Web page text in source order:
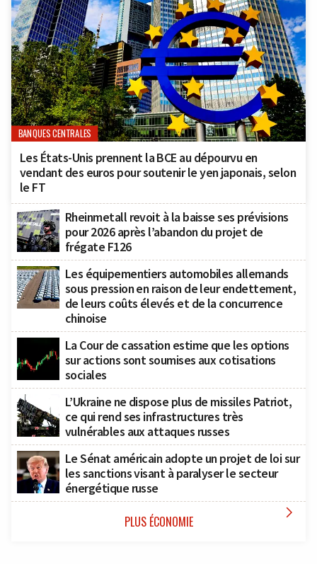
BANQUES CENTRALES
Les États-Unis prennent la BCE au dépourvu en
vendant des euros pour soutenir le yen japonais, selon
le FT
Rheinmetall revoit à la baisse ses prévisions
pour 2026 après l’abandon du projet de
frégate F126
Les équipementiers automobiles allemands
sous pression en raison de leur endettement,
de leurs coûts élevés et de la concurrence
chinoise
La Cour de cassation estime que les options
sur actions sont soumises aux cotisations
sociales
L’Ukraine ne dispose plus de missiles Patriot,
ce qui rend ses infrastructures très
vulnérables aux attaques russes
Le Sénat américain adopte un projet de loi sur
les sanctions visant à paralyser le secteur
énergétique russe
PLUS ÉCONOMIE 